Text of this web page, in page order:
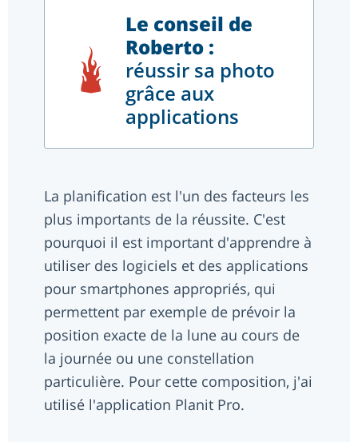
Le conseil de
Roberto :
réussir sa photo
grâce aux
applications
La planification est l'un des facteurs les
plus importants de la réussite. C'est
pourquoi il est important d'apprendre à
utiliser des logiciels et des applications
pour smartphones appropriés, qui
permettent par exemple de prévoir la
position exacte de la lune au cours de
la journée ou une constellation
particulière. Pour cette composition, j'ai
utilisé l'application Planit Pro.